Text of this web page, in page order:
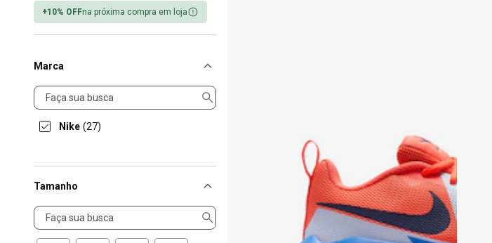
+10% OFFna próxima compra em loja
Marca
Marca
Nike (27)
Tamanho
Tamanho